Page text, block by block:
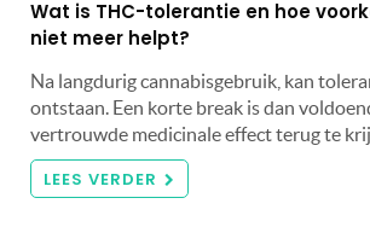
Wat is THC-tolerantie en hoe
niet meer helpt?
Na langdurig cannabisgebruik, kan
ontstaan. Een korte break is dan
vertrouwde medicinale effect terug te
LEES VERDER